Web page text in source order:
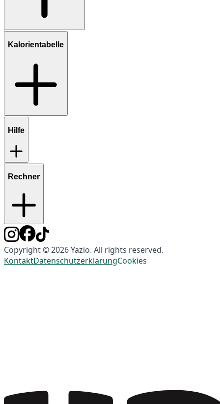
Kalorientabelle
Hilfe
Rechner
Copyright © 2026 Yazio. All rights reserved.
KontaktDatenschutzerklärungCookies